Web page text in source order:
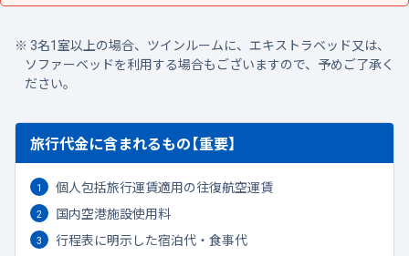
3名1室以上の場合、ツインルームに、エキストラベッド又は、
ソファーベッドを利用する場合もございますので、予めご了承く
ださい。
旅行代金に含まれるもの【重要】
個人包括旅行運賃適用の往復航空運賃
国内空港施設使用料
行程表に明示した宿泊代・食事代